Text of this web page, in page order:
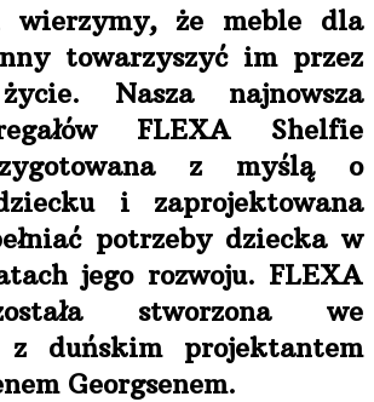
wierzymy, że meble dla
towarzyszyć im przez
Nasza najnowsza
FLEXA Shelfie
z myślą o
i zaprojektowana
potrzeby dziecka w
jego rozwoju. FLEXA
stworzona we
z duńskim projektantem
Georgsenem.